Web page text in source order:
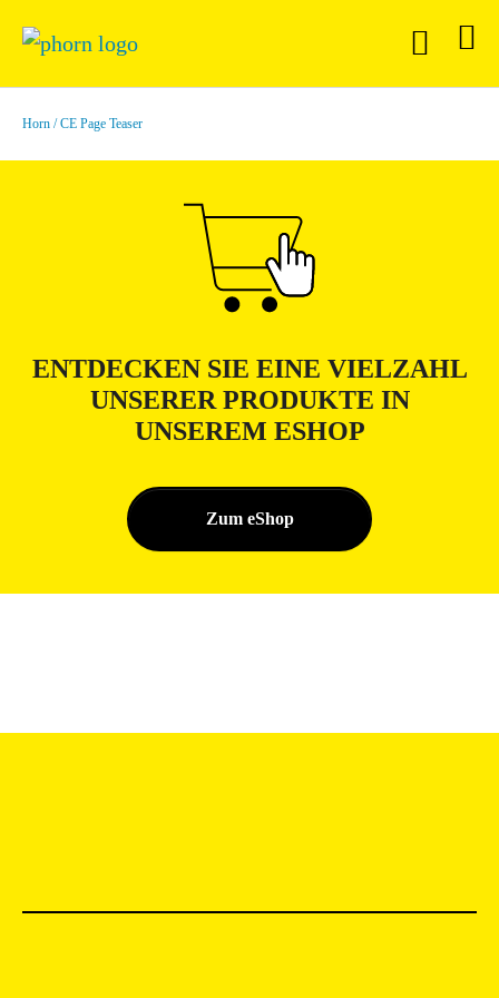
Horn CE Page Teaser
ENTDECKEN SIE EINE VIELZAHL
UNSERER PRODUKTE IN
UNSEREM ESHOP
Zum eShop